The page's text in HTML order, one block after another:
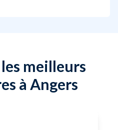
meilleurs
à Angers